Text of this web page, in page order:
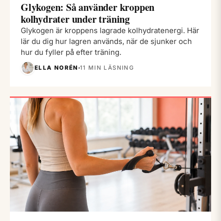
Glykogen: Så använder kroppen
kolhydrater under träning
Glykogen är kroppens lagrade kolhydratenergi. Här
lär du dig hur lagren används, när de sjunker och
hur du fyller på efter träning.
ELLA NORÉN 11 MIN LÄSNING